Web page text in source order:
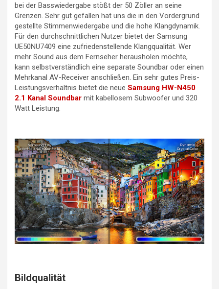
bei der Basswiedergabe stößt der 50 Zöller an seine
Grenzen. Sehr gut gefallen hat uns die in den Vordergrund
gestellte Stimmenwiedergabe und die hohe Klangdynamik.
Für den durchschnittlichen Nutzer bietet der Samsung
UE50NU7409 eine zufriedenstellende Klangqualität. Wer
mehr Sound aus dem Fernseher herausholen möchte,
kann selbstverständlich eine separate Soundbar oder einen
Mehrkanal AV-Receiver anschließen. Ein sehr gutes Preis-
Leistungsverhältnis bietet die neue Samsung HW-N450
2.1 Kanal Soundbar mit kabellosem Subwoofer und 320
Watt Leistung.
Bildqualität